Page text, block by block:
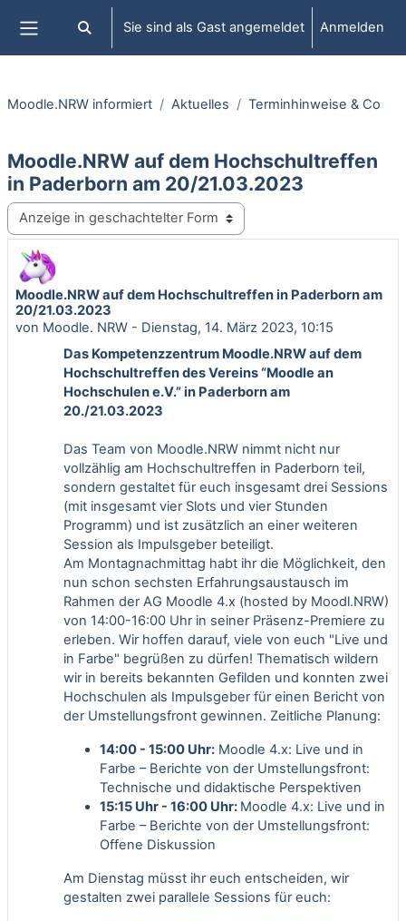
Website-Übersicht
Sucheingabe umschalten
Sie sind als Gast angemeldet Anmelden
Moodle.NRW informiert Aktuelles Terminhinweise & Co
Moodle.NRW auf dem Hochschultreffen
in Paderborn am 20/21.03.2023
Anzeigemodus
Moodle.NRW auf dem Hochschultreffen in Paderborn am
20/21.03.2023
von Moodle. NRW - Dienstag, 14. März 2023, 10:15
Anzahl Antworten: 0
Das Kompetenzzentrum Moodle.NRW auf dem
Hochschultreffen des Vereins “Moodle an
Hochschulen e.V.” in Paderborn am
20./21.03.2023
Das Team von Moodle.NRW nimmt nicht nur
vollzählig am Hochschultreffen in Paderborn teil,
sondern gestaltet für euch insgesamt drei Sessions
(mit insgesamt vier Slots und vier Stunden
Programm) und ist zusätzlich an einer weiteren
Session als Impulsgeber beteiligt.
Am Montagnachmittag habt ihr die Möglichkeit, den
nun schon sechsten Erfahrungsaustausch im
Rahmen der AG Moodle 4.x (hosted by Moodl.NRW)
von 14:00-16:00 Uhr in seiner Präsenz-Premiere zu
erleben. Wir hoffen darauf, viele von euch "Live und
in Farbe" begrüßen zu dürfen! Thematisch wildern
wir in bereits bekannten Gefilden und konnten zwei
Hochschulen als Impulsgeber für einen Bericht von
der Umstellungsfront gewinnen. Zeitliche Planung:
14:00 - 15:00 Uhr: Moodle 4.x: Live und in
Farbe – Berichte von der Umstellungsfront:
Technische und didaktische Perspektiven
15:15 Uhr - 16:00 Uhr: Moodle 4.x: Live und in
Farbe – Berichte von der Umstellungsfront:
Offene Diskussion
Am Dienstag müsst ihr euch entscheiden, wir
gestalten zwei parallele Sessions für euch: